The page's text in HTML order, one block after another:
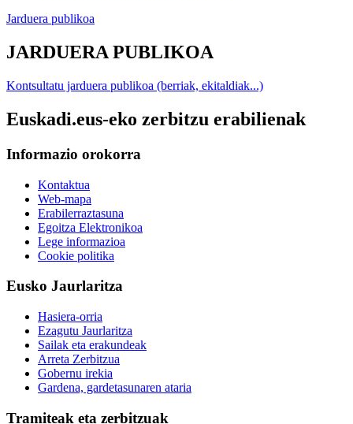
Jarduera publikoa
JARDUERA PUBLIKOA
Kontsultatu jarduera publikoa (berriak, ekitaldiak...)
Euskadi.eus-eko zerbitzu erabilienak
Informazio orokorra
Kontaktua
Web-mapa
Erabilerraztasuna
Egoitza Elektronikoa
Lege informazioa
Cookie politika
Eusko Jaurlaritza
Hasiera-orria
Ezagutu Jaurlaritza
Sailak eta erakundeak
Arreta Zerbitzua
Gobernu irekia
Gardena, gardetasunaren ataria
Tramiteak eta zerbitzuak